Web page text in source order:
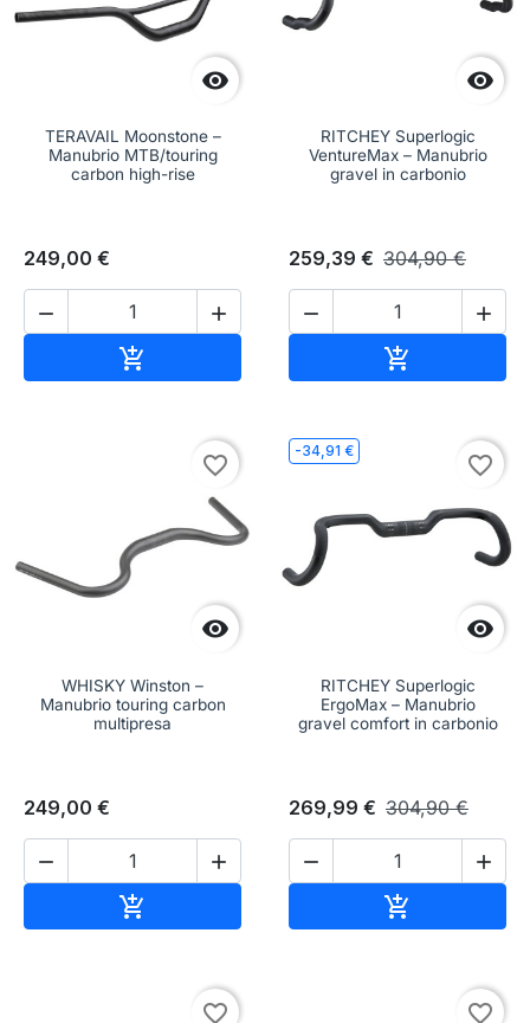

TERAVAIL Moonstone –
Manubrio MTB/touring
carbon high-rise
249,00 €
 


RITCHEY Superlogic
VentureMax – Manubrio
gravel in carbonio
259,39 € 304,90 €
 


favorite_border
WHISKY Winston –
Manubrio touring carbon
multipresa
249,00 €
 

-34,91 €

favorite_border
RITCHEY Superlogic
ErgoMax – Manubrio
gravel comfort in carbonio
269,99 € 304,90 €
 

favorite_border favorite_border